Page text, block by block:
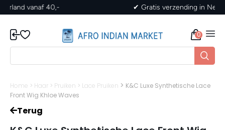
✔ Gratis verzending in Nederland vanaf 40,-
0
Home > Haar > Pruiken > Lace Pruiken > K&C Luxe Synthetische Lace
Front Wig Khloe Waves
Terug